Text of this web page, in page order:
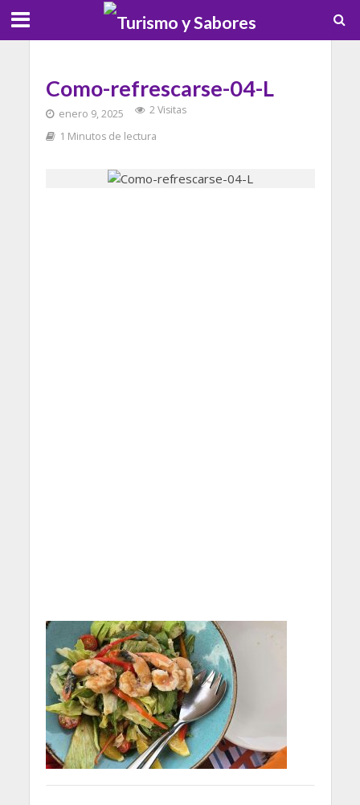
Como-refrescarse-04-L
enero 9, 2025
2 Visitas
1 Minutos de lectura